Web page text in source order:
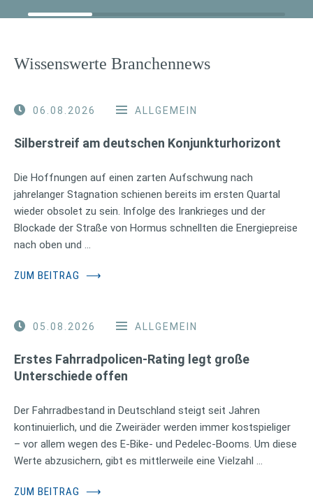
Wissenswerte Branchennews
06.08.2026 ALLGEMEIN
Silberstreif am deutschen Konjunkturhorizont
Die Hoffnungen auf einen zarten Aufschwung nach
jahrelanger Stagnation schienen bereits im ersten Quartal
wieder obsolet zu sein. Infolge des Irankrieges und der
Blockade der Straße von Hormus schnellten die Energiepreise
nach oben und …
ZUM BEITRAG ⟶
05.08.2026 ALLGEMEIN
Erstes Fahrradpolicen-Rating legt große
Unterschiede offen
Der Fahrradbestand in Deutschland steigt seit Jahren
kontinuierlich, und die Zweiräder werden immer kostspieliger
– vor allem wegen des E-Bike- und Pedelec-Booms. Um diese
Werte abzusichern, gibt es mittlerweile eine Vielzahl …
ZUM BEITRAG ⟶